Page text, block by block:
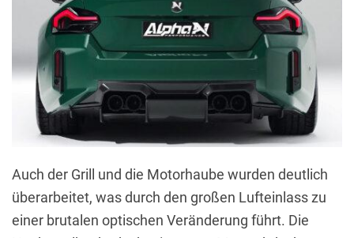
Auch der Grill und die Motorhaube wurden deutlich
überarbeitet, was durch den großen Lufteinlass zu
einer brutalen optischen Veränderung führt. Die